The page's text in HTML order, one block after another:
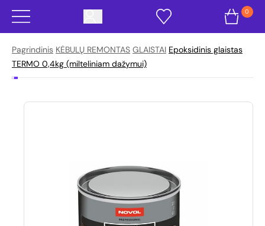
0
Pagrindinis KĖBULŲ REMONTAS GLAISTAI Epoksidinis glaistas
TERMO 0,4kg (milteliniam dažymui)